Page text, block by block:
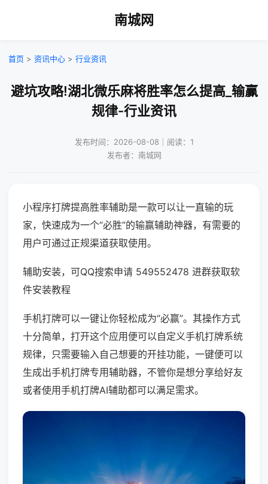
南城网
首页 > 资讯中心 > 行业资讯
避坑攻略!湖北微乐麻将胜率怎么提高_输赢
规律-行业资讯
发布时间：2026-08-08｜阅读：1
发布者：南城网
小程序打牌提高胜率辅助是一款可以让一直输的玩
家，快速成为一个“必胜”的输赢辅助神器，有需要的
用户可通过正规渠道获取使用。
辅助安装，可QQ搜索申请 549552478 进群获取软
件安装教程
手机打牌可以一键让你轻松成为“必赢”。其操作方式
十分简单，打开这个应用便可以自定义手机打牌系统
规律，只需要输入自己想要的开挂功能，一键便可以
生成出手机打牌专用辅助器，不管你是想分享给好友
或者使用手机打牌AI辅助都可以满足需求。